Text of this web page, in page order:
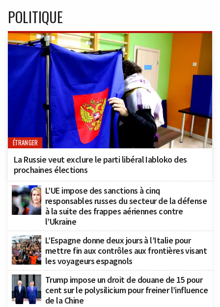
POLITIQUE
ÉTRANGER
La Russie veut exclure le parti libéral Iabloko des
prochaines élections
L’UE impose des sanctions à cinq
responsables russes du secteur de la défense
à la suite des frappes aériennes contre
l’Ukraine
L’Espagne donne deux jours à l’Italie pour
mettre fin aux contrôles aux frontières visant
les voyageurs espagnols
Trump impose un droit de douane de 15 pour
cent sur le polysilicium pour freiner l’influence
de la Chine